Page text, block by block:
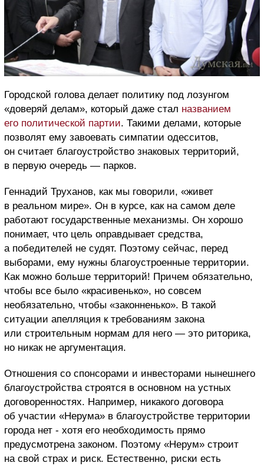
Городской голова делает политику под лозунгом
«доверяй делам», который даже стал названием
его политической партии. Такими делами, которые
позволят ему завоевать симпатии одесситов,
он считает благоустройство знаковых территорий,
в первую очередь — парков.
Геннадий Труханов, как мы говорили, «живет
в реальном мире». Он в курсе, как на самом деле
работают государственные механизмы. Он хорошо
понимает, что цель оправдывает средства,
а победителей не судят. Поэтому сейчас, перед
выборами, ему нужны благоустроенные территории.
Как можно больше территорий! Причем обязательно,
чтобы все было «красивенько», но совсем
необязательно, чтобы «законненько». В такой
ситуации апелляция к требованиям закона
или строительным нормам для него — это риторика,
но никак не аргументация.
Отношения со спонсорами и инвесторами нынешнего
благоустройства строятся в основном на устных
договоренностях. Например, никакого договора
об участии «Нерума» в благоустройстве территории
города нет - хотя его необходимость прямо
предусмотрена законом. Поэтому «Нерум» строит
на свой страх и риск. Естественно, риски есть